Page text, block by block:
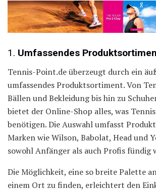
1. Umfassendes
Tennis-Point.de überzeugt durch ein
umfassendes Produktsortiment. Von
Bällen und Bekleidung bis hin zu
bietet der Online-Shop alles, was
benötigen. Die Auswahl umfasst
Marken wie Wilson, Babolat, Head und
sowohl Anfänger als auch Profis fündig
Die Möglichkeit, eine so breite Palette
einem Ort zu finden, erleichtert den